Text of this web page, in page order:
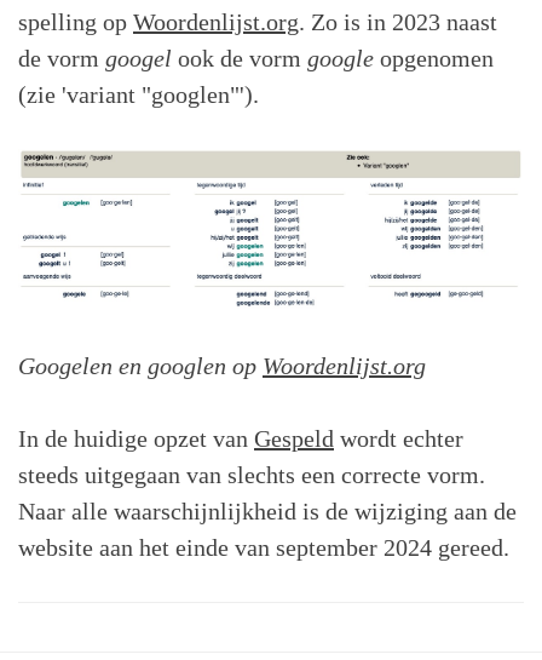
spelling op Woordenlijst.org. Zo is in 2023 naast
de vorm googel ook de vorm google opgenomen
(zie 'variant "googlen"').
Googelen en googlen op Woordenlijst.org
In de huidige opzet van Gespeld wordt echter
steeds uitgegaan van slechts een correcte vorm.
Naar alle waarschijnlijkheid is de wijziging aan de
website aan het einde van september 2024 gereed.